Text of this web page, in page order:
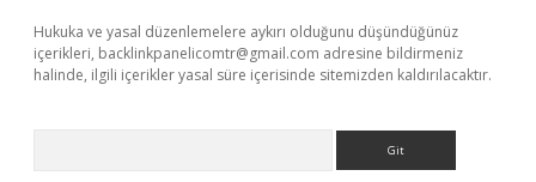
Hukuka ve yasal düzenlemelere aykırı olduğunu düşündüğünüz
içerikleri, backlinkpanelicomtr@gmail.com adresine bildirmeniz
halinde, ilgili içerikler yasal süre içerisinde sitemizden kaldırılacaktır.